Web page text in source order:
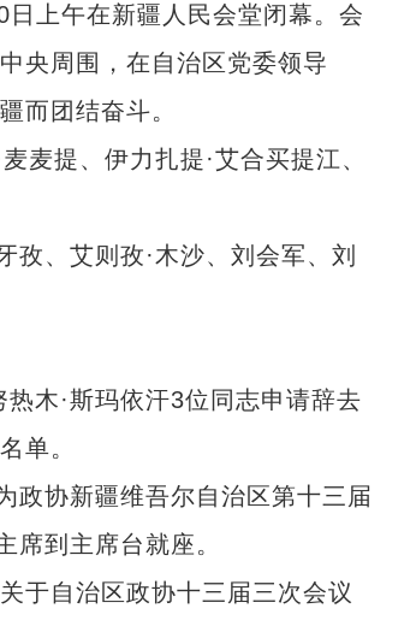
上午在新疆人民会堂闭幕。会
央周围，在自治区党委领导
而团结奋斗。
提、伊力扎提·艾合买提江、
、艾则孜·木沙、刘会军、刘
木·斯玛依汗3位同志申请辞去
单。
协新疆维吾尔自治区第十三届
席到主席台就座。
于自治区政协十三届三次会议